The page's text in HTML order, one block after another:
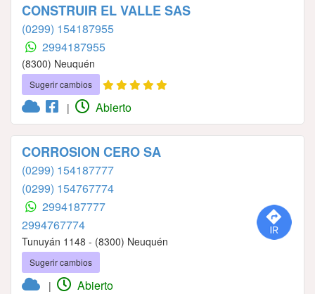
CONSTRUIR EL VALLE SAS
(0299) 154187955
2994187955
(8300) Neuquén
Sugerir cambios
| Abierto
CORROSION CERO SA
(0299) 154187777
(0299) 154767774
2994187777
2994767774
Tunuyán 1148 - (8300) Neuquén
Sugerir cambios
| Abierto